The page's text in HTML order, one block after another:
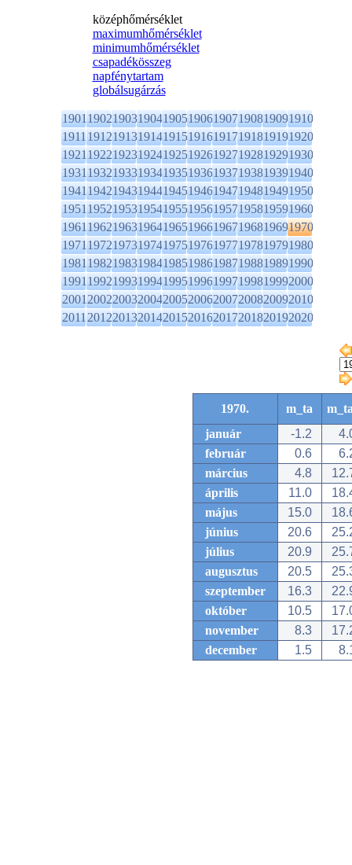
középhőmérséklet
maximumhőmérséklet
minimumhőmérséklet
csapadékösszeg
napfénytartam
globálsugárzás
1901190219031904190519061907190819091910
1911191219131914191519161917191819191920
1921192219231924192519261927192819291930
1931193219331934193519361937193819391940
1941194219431944194519461947194819491950
1951195219531954195519561957195819591960
1961196219631964196519661967196819691970
1971197219731974197519761977197819791980
1981198219831984198519861987198819891990
1991199219931994199519961997199819992000
2001200220032004200520062007200820092010
2011201220132014201520162017201820192020
1970. m_ta
január
-1.2
február
0.6
március
4.8
április
11.0
május
15.0
június
20.6
július
20.9
augusztus
20.5
szeptember
16.3
október
10.5
november
8.3
december
1.5